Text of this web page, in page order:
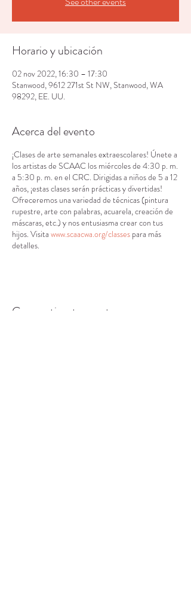
Horario y ubicación
02 nov 2022, 16:30 – 17:30
Stanwood, 9612 271st St NW, Stanwood, WA
98292, EE. UU.
Acerca del evento
¡Clases de arte semanales extraescolares! Únete a
los artistas de SCAAC los miércoles de 4:30 p. m.
a 5:30 p. m. en el CRC. Dirigidas a niños de 5 a 12
años, ¡estas clases serán prácticas y divertidas!
Ofreceremos una variedad de técnicas (pintura
rupestre, arte con palabras, acuarela, creación de
máscaras, etc.) y nos entusiasma crear con tus
hijos. Visita www.scaacwa.org/classes para más
detalles.
Compartir este evento